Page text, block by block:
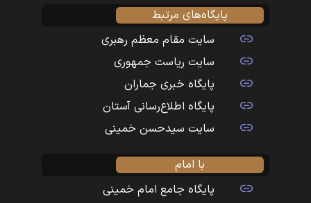
پایگاه‌های مرتبط
سایت مقام معظم رهبری
سایت ریاست جمهوری
پایگاه خبری جماران
پایگاه اطلاع‌رسانی آستان
سایت سیدحسن خمینی
با امام
پایگاه جامع امام خمینی